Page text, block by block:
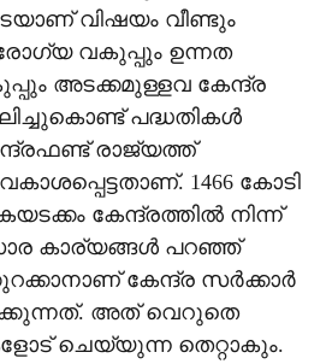
വിഷയം വീണ്ടും
വകുപ്പും ഉന്നത
അടക്കമുള്ളവ കേന്ദ്ര
പദ്ധതികള്‍
രാജ്യത്ത്
1466 കോടി
കേന്ദ്രത്തില്‍ നിന്ന്
കാര്യങ്ങള്‍ പറഞ്ഞ്
കേന്ദ്ര സര്‍ക്കാര്‍
അത് വെറുതെ
ചെയ്യുന്ന തെറ്റാകും.